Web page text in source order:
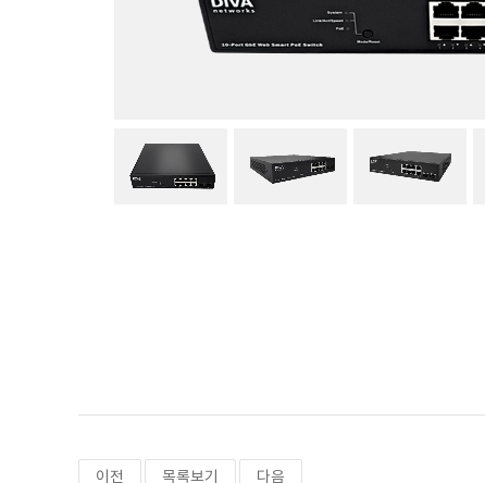
이전 목록보기 다음